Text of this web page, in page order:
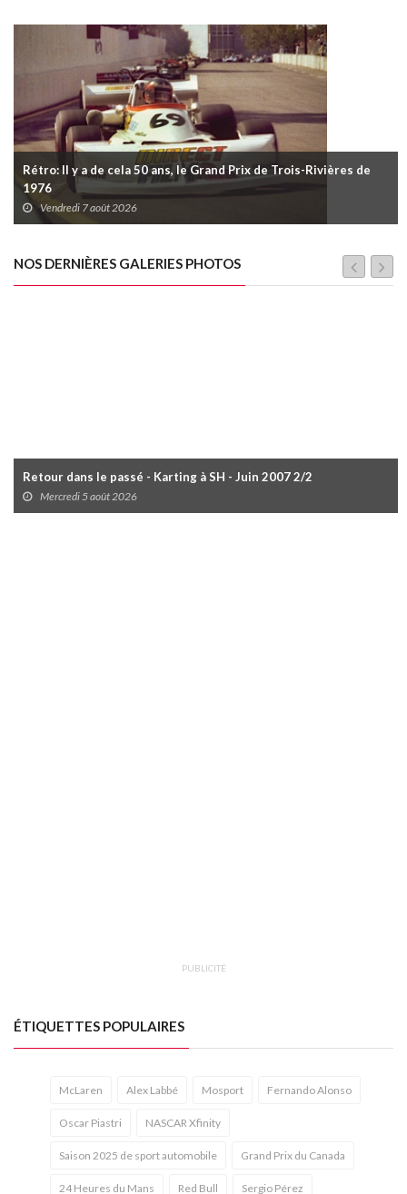
Rétro: Il y a de cela 50 ans, le Grand Prix de Trois-Rivières de
1976
Vendredi 7 août 2026
NOS DERNIÈRES GALERIES PHOTOS
Retour dans le passé - Karting à SH - Juin 2007 2/2
Mercredi 5 août 2026
PUBLICITÉ
ÉTIQUETTES POPULAIRES
McLaren Alex Labbé Mosport Fernando Alonso
Oscar Piastri NASCAR Xfinity
Saison 2025 de sport automobile Grand Prix du Canada
24 Heures du Mans Red Bull Sergio Pérez